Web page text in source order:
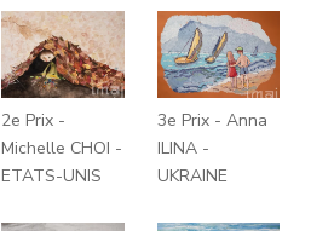
2e Prix -
Michelle CHOI -
ETATS-UNIS
3e Prix - Anna
ILINA -
UKRAINE